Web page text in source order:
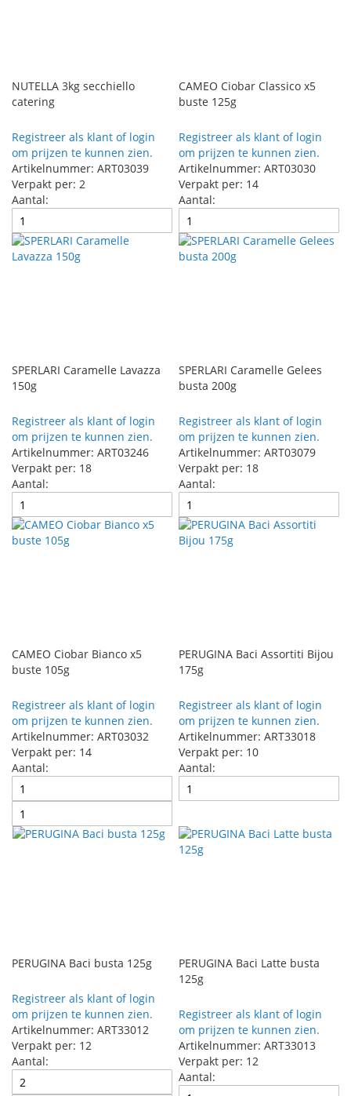
NUTELLA 3kg secchiello
catering
Registreer als klant of login
om prijzen te kunnen zien.
Artikelnummer: ART03039
Verpakt per: 2
Aantal:
CAMEO Ciobar Classico x5
buste 125g
Registreer als klant of login
om prijzen te kunnen zien.
Artikelnummer: ART03030
Verpakt per: 14
Aantal:
SPERLARI Caramelle Lavazza
150g
Registreer als klant of login
om prijzen te kunnen zien.
Artikelnummer: ART03246
Verpakt per: 18
Aantal:
SPERLARI Caramelle Gelees
busta 200g
Registreer als klant of login
om prijzen te kunnen zien.
Artikelnummer: ART03079
Verpakt per: 18
Aantal:
CAMEO Ciobar Bianco x5
buste 105g
Registreer als klant of login
om prijzen te kunnen zien.
Artikelnummer: ART03032
Verpakt per: 14
Aantal:
PERUGINA Baci Assortiti Bijou
175g
Registreer als klant of login
om prijzen te kunnen zien.
Artikelnummer: ART33018
Verpakt per: 10
Aantal:
PERUGINA Baci busta 125g
Registreer als klant of login
om prijzen te kunnen zien.
Artikelnummer: ART33012
Verpakt per: 12
Aantal:
PERUGINA Baci Latte busta
125g
Registreer als klant of login
om prijzen te kunnen zien.
Artikelnummer: ART33013
Verpakt per: 12
Aantal: